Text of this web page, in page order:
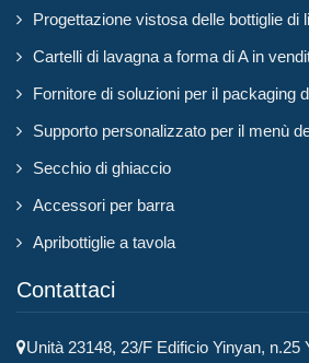
Progettazione vistosa delle bottiglie di
Cartelli di lavagna a forma di A in
Fornitore di soluzioni per il packaging
Supporto personalizzato per il menù
Secchio di ghiaccio
Accessori per barra
Apribottiglie a tavola
Contattaci
Unità 23148, 23/F Edificio Yinyan, n.25